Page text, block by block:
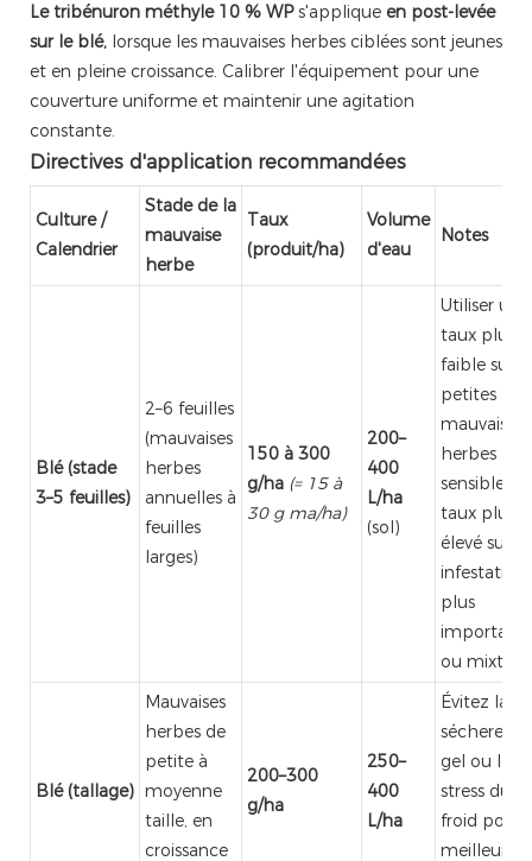
Le tribénuron méthyle 10 % WPs'applique en post-levée
sur le blé, lorsque les mauvaises herbes ciblées sont jeunes
et en pleine croissance. Calibrer l'équipement pour une
couverture uniforme et maintenir une agitation
constante.
Directives d'application recommandées
Culture /
Calendrier
Stade de la
mauvaise
herbe
Taux
(produit/ha)
Volume
d'eau
Notes
Blé (stade
3–5 feuilles)
2–6 feuilles
(mauvaises
herbes
annuelles à
feuilles
larges)
150 à 300
g/ha (= 15 à
30 g ma/ha)
200–
400
L/ha
(sol)
Utiliser un
taux plus
faible sur
petites
mauvaises
herbes
sensibles ;
taux plus
élevé sur
infestations
plus
ou mixtes
Blé (tallage)
Mauvaises
herbes de
petite à
moyenne
taille, en
croissance
200–300
g/ha
250–
400
L/ha
Évitez la
gel ou le
stress dû
froid pour
meilleures